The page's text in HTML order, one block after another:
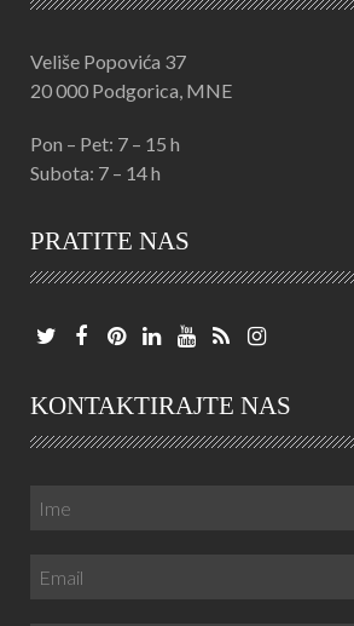
Veliše Popovića 37
20 000 Podgorica, MNE
Pon – Pet: 7 – 15 h
Subota: 7 – 14 h
PRATITE NAS
KONTAKTIRAJTE NAS